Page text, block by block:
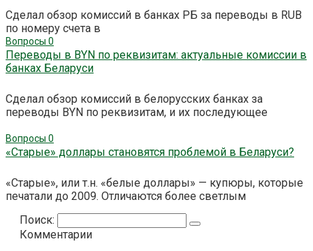
Сделал обзор комиссий в банках РБ за переводы в RUB
по номеру счета в
Вопросы 0
Переводы в BYN по реквизитам: актуальные комиссии в
банках Беларуси
Сделал обзор комиссий в белорусских банках за
переводы BYN по реквизитам, и их последующее
Вопросы 0
«Старые» доллары становятся проблемой в Беларуси?
«Старые», или т.н. «белые доллары» — купюры, которые
печатали до 2009. Отличаются более светлым
Поиск:
Комментарии